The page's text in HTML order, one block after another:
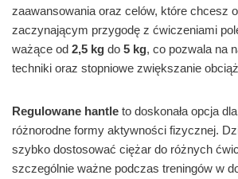
zaawansowania oraz celów, które chcesz
zaczynającym przygodę z ćwiczeniami
ważące od 2,5 kg do 5 kg, co pozwala na
techniki oraz stopniowe zwiększanie
Regulowane hantle to doskonała opcja
różnorodne formy aktywności fizycznej.
szybko dostosować ciężar do różnych
szczególnie ważne podczas treningów w